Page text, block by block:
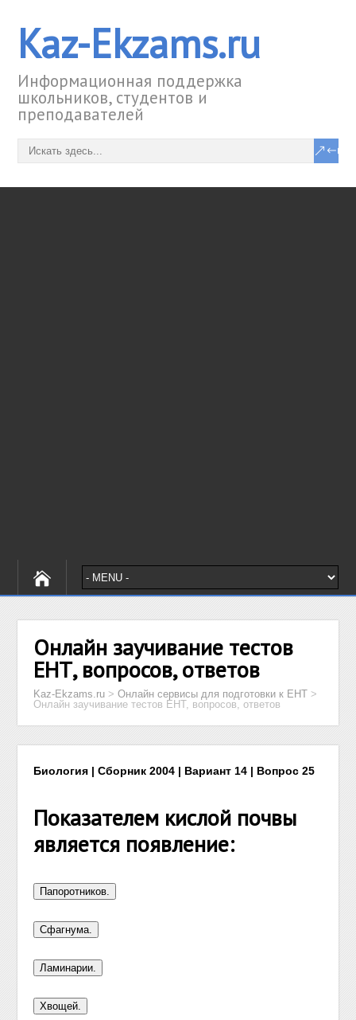
Kaz-Ekzams.ru
Информационная поддержка
школьников, студентов и
преподавателей
Онлайн заучивание тестов
ЕНТ, вопросов, ответов
Kaz-Ekzams.ru >Онлайн сервисы для подготовки к ЕНТ >
Онлайн заучивание тестов ЕНТ, вопросов, ответов
Биология | Сборник 2004 | Вариант 14 | Вопрос 25
Показателем кислой почвы
является появление: